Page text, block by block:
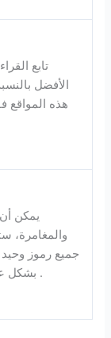
تابع
الأفضل
هذه المواقع
يمكن
والمغامرة،
جميع رموز
بشكل عشوائي على البكرات .